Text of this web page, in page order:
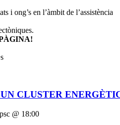
i ong’s en l’àmbit de l’assistència
CLUSTER
@ 18:00